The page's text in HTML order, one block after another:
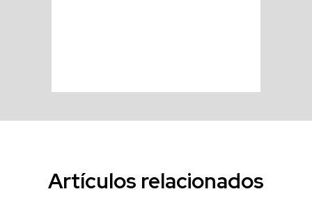
Artículos relacionados